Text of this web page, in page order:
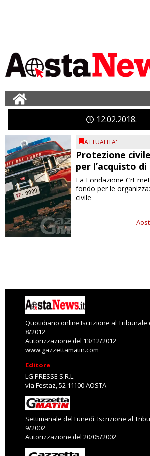
1202 2018
ATTUALITA'
Protezione
per l’acquisto di
La Fondazione Crt
fondo per le
civile
Quotidiano online Iscrizione al Tribunale
8/2012
Autorizzazione del 13/12/2012
www.gazzettamatin.com
Editore
LG PRESSE S.R.L.
via Festaz, 52 11100 AOSTA
Settimanale del Lunedì. Iscrizione al
9/2002
Autorizzazione del 20/05/2002